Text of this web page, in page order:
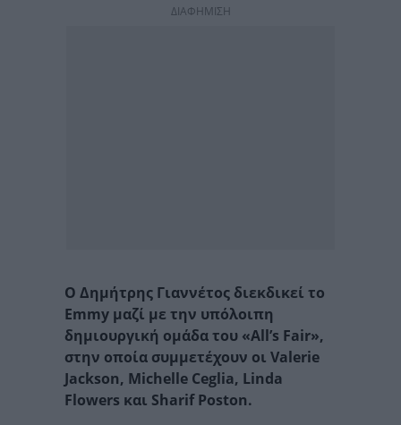
ΔΙΑΦΗΜΙΣΗ
Ο Δημήτρης Γιαννέτος διεκδικεί το
Emmy μαζί με την υπόλοιπη
δημιουργική ομάδα του «All’s Fair»,
στην οποία συμμετέχουν οι Valerie
Jackson, Michelle Ceglia, Linda
Flowers και Sharif Poston.